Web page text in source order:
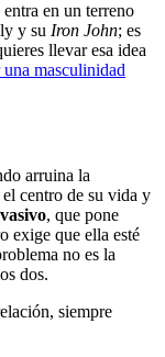
en un terreno
y su Iron John; es
llevar esa idea
masculinidad
arruina la
el centro de su vida y
, que pone
exige que ella esté
no es la
dos.
siempre